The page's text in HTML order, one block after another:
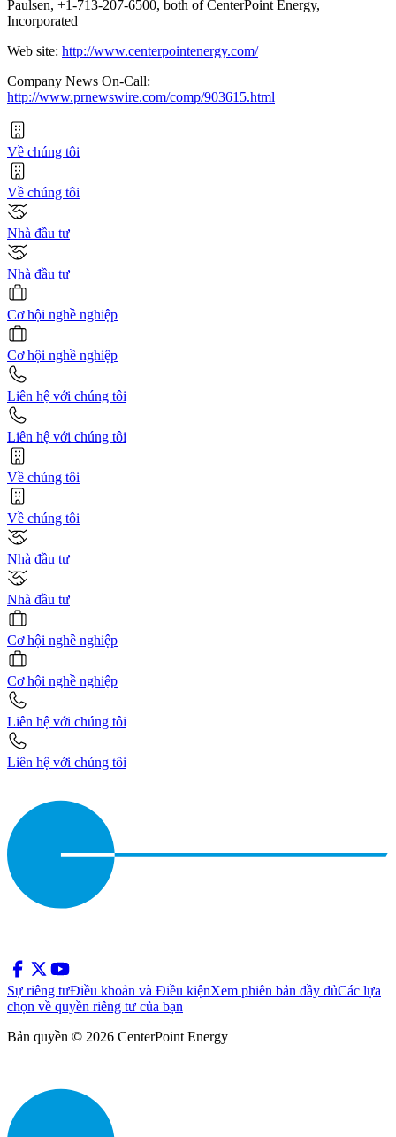
Paulsen, +1-713-207-6500, both of CenterPoint Energy,
Incorporated
Web site: http://www.centerpointenergy.com/
Company News On-Call:
http://www.prnewswire.com/comp/903615.html
Về chúng tôi
Về chúng tôi
Nhà đầu tư
Nhà đầu tư
Cơ hội nghề nghiệp
Cơ hội nghề nghiệp
Liên hệ với chúng tôi
Liên hệ với chúng tôi
Về chúng tôi
Về chúng tôi
Nhà đầu tư
Nhà đầu tư
Cơ hội nghề nghiệp
Cơ hội nghề nghiệp
Liên hệ với chúng tôi
Liên hệ với chúng tôi
Sự riêng tưĐiều khoản và Điều kiệnXem phiên bản đầy đủCác lựa
chọn về quyền riêng tư của bạn
Bản quyền © 2026 CenterPoint Energy